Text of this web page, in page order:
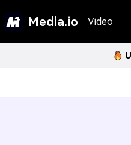
Media.io Video